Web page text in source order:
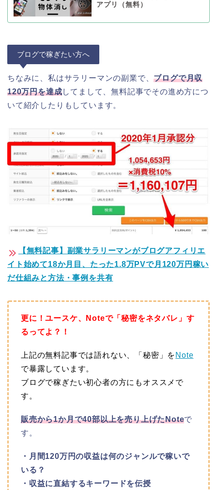
アプリ（無料）
ブログで稼ぎたい方へ
ちなみに、私はサラリーマンの副業で、ブログで月収
120万円を達成してまして、無料記事でその進め方につ
いて紹介したりもしています。
【無料記事】副業サラリーマンがブログアフィリエ
イト始めて18か月目、たった1.8万PVで月120万円稼い
だ仕組みと方法・事例を共有
更に！ユースケ、Noteで「秘密をネタバレ」す
るってよ？！
上記の無料記事では語れない、「秘密」を Note
で暴露しています。
ブログで稼ぎたい初心者の方にもオススメで
す。
販売から1か月で40部以上を売り上げたNoteで
す。
・月間120万円の収益は何のジャンルで稼いで
いる？
・収益に直結するキーワードを伝授